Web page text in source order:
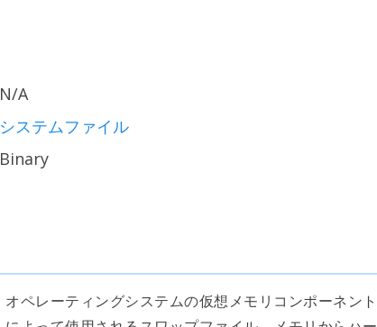
N/A
システムファイル
Binary
オペレーティングシステムの仮想メモリコンポーネント